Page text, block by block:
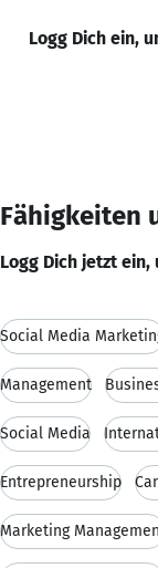
Logg Dich ein,
Fähigkeiten
Logg Dich jetzt ein,
Social Media
Management
Social Media
Entrepreneurship
Marketing